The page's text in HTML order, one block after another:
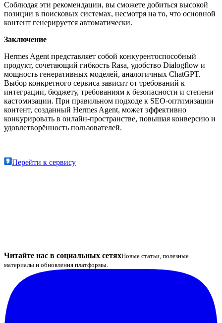
Соблюдая эти рекомендации, вы сможете добиться высокой
позиции в поисковых системах, несмотря на то, что основной
контент генерируется автоматически.
Заключение
Hermes Agent представляет собой конкурентоспособный
продукт, сочетающий гибкость Rasa, удобство Dialogflow и
мощность генеративных моделей, аналогичных ChatGPT.
Выбор конкретного сервиса зависит от требований к
интеграции, бюджету, требованиям к безопасности и степени
кастомизации. При правильном подходе к SEO‑оптимизации
контент, созданный Hermes Agent, может эффективно
конкурировать в онлайн‑пространстве, повышая конверсию и
удовлетворённость пользователей.
Перейти к сервису
Читайте нас в социальных сетяхНовые статьи, полезные
материалы и обновления платформы.